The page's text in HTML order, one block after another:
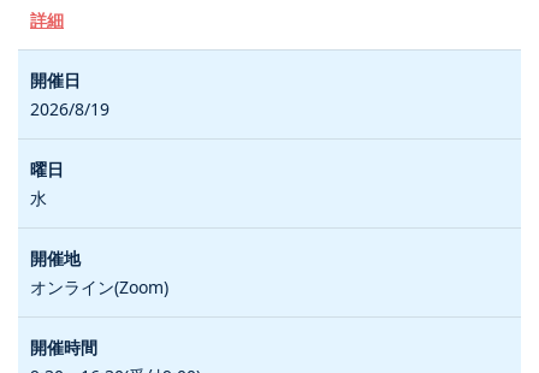
詳細
2026/8/19
水
オンライン(Zoom)